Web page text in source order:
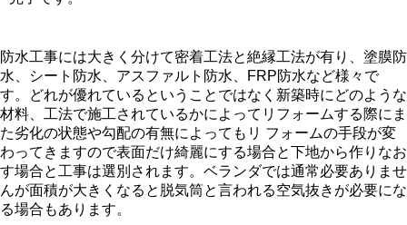
防水工事には大きく分けて密着工法と絶縁工法が有り、塗膜防
水、シート防水、アスファルト防水、FRP防水など様々で
す。どれが優れているということではなく新築時にどのような
材料、工法で施工されているかによってリフォームする際にま
た劣化の状態や勾配の有無によってもリ フォームの手段が変
わってきますので表面だけ綺麗にする場合と下地から作りなお
す場合と工事は選別されます。ベランダでは通常必要ありませ
んが面積が大きくなると脱気筒と言われる空気抜きが必要にな
る場合もあります。